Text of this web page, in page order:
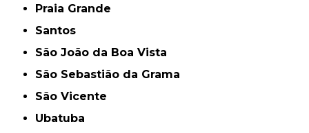
Praia Grande
Santos
São João da Boa Vista
São Sebastião da Grama
São Vicente
Ubatuba